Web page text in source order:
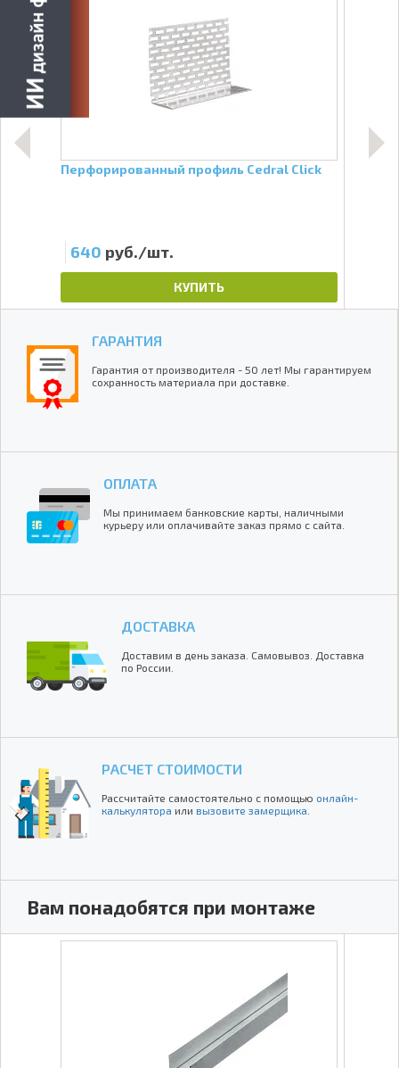
Перфорированный профиль Cedral Click
640 руб./шт.
КУПИТЬ
ГАРАНТИЯ
Гарантия от производителя - 50 лет! Мы гарантируем
сохранность материала при доставке.
ОПЛАТА
Мы принимаем банковские карты, наличными
курьеру или оплачивайте заказ прямо с сайта.
ДОСТАВКА
Доставим в день заказа. Самовывоз. Доставка
по России.
РАСЧЕТ СТОИМОСТИ
Рассчитайте самостоятельно с помощью онлайн-
калькулятора или вызовите замерщика
Вам понадобятся при монтаже